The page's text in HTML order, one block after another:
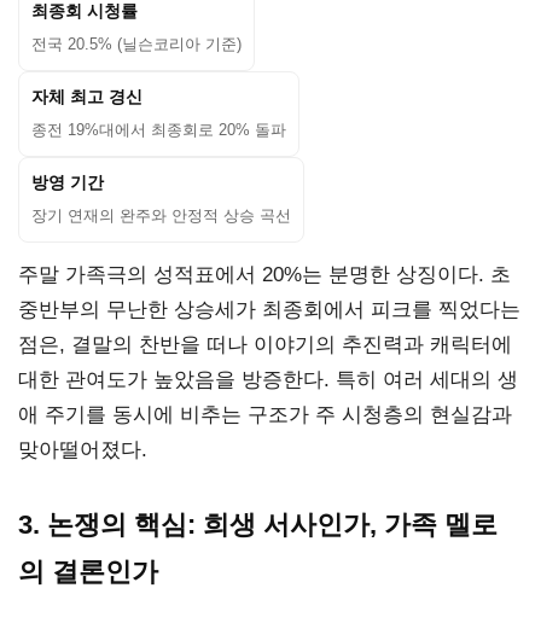
최종회 시청률
전국 20.5% (닐슨코리아 기준)
자체 최고 경신
종전 19%대에서 최종회로 20% 돌파
방영 기간
장기 연재의 완주와 안정적 상승 곡선
주말 가족극의 성적표에서 20%는 분명한 상징이다. 초
중반부의 무난한 상승세가 최종회에서 피크를 찍었다는
점은, 결말의 찬반을 떠나 이야기의 추진력과 캐릭터에
대한 관여도가 높았음을 방증한다. 특히 여러 세대의 생
애 주기를 동시에 비추는 구조가 주 시청층의 현실감과
맞아떨어졌다.
3. 논쟁의 핵심: 희생 서사인가, 가족 멜로
의 결론인가